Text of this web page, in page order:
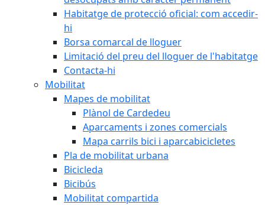
Habitatge de protecció oficial: com accedir-
hi
Borsa comarcal de lloguer
Limitació del preu del lloguer de l'habitatge
Contacta-hi
Mobilitat
Mapes de mobilitat
Plànol de Cardedeu
Aparcaments i zones comercials
Mapa carrils bici i aparcabicicletes
Pla de mobilitat urbana
Bicicleda
Bicibús
Mobilitat compartida